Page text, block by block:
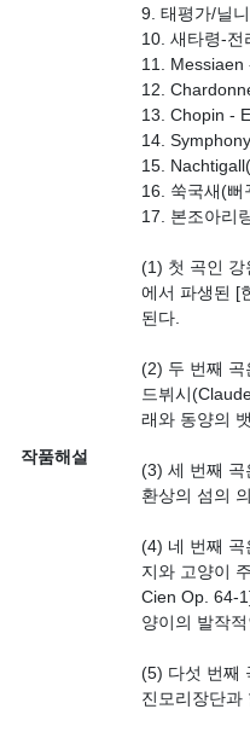
작품해설
9. 태평가/닐
10. 새타령-전
11. Messiaen
12.
13. Chopin -
14.
15.
16. 쑥국새(뻐
17. 본조아리
(1) 첫 곡인 강
에서 파생된 [
된다.
(2) 두 번째 곡
드뷔시
래와 동양의
(3) 세 번째 곡
환상의 섬의
(4) 네 번째 곡
지와 고양이
Cien Op. 64-
양이의 발작
(5) 다섯 번째
진모리장단과